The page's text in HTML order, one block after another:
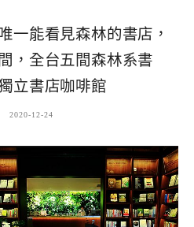
一能看見森林的書店，
，全台五間森林系書
立書店咖啡館
2020-12-24